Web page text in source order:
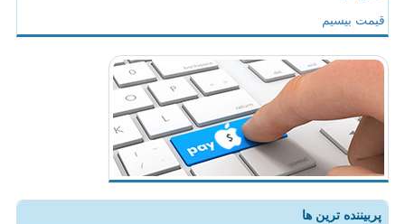
قیمت بیسیم
پربیننده ترین ها